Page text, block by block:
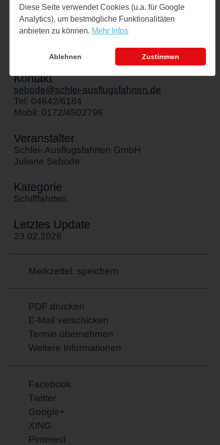
Schiff " Stadt Kappeln"
Am Hafen 1
24376 Kappeln
Kontakt
sebode@schlei-ausflugsfahrten.de
Tel: 04642/6184
Mobil: 0172/4502796
Veranstalter
Schlei- Ausflugsfahrten GmbH
Juliane Sebode
Kategorie
Schifffahrten
Letztes Update
23.02.2026
Merkzettel: speichern
PDF drucken
E-Mail verschicken
Termin übernehmen
Weitere Informationen
Facebook
Twitter
Google+
XING
Pinterest
Diese Seite verwendet Cookies (u.a. für Google
Analytics), um bestmögliche Funktionalitäten
anbieten zu können. Mehr Infos
Ablehnen Zustimmen